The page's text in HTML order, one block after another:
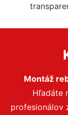
Montáž
Hľadáte
profesionálov